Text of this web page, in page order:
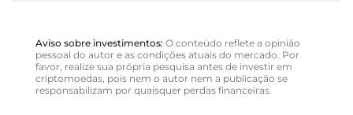
Aviso sobre investimentos: O conteúdo reflete a opinião
pessoal do autor e as condições atuais do mercado. Por
favor, realize sua própria pesquisa antes de investir em
criptomoedas, pois nem o autor nem a publicação se
responsabilizam por quaisquer perdas financeiras.